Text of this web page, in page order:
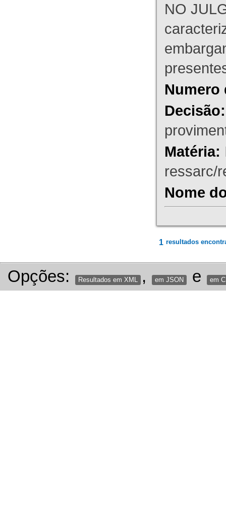
NO
Numero
Decisão:
Matéria:
ressarc/
Nome
1 resultados
Opções: Resultados em XML , em JSON e em